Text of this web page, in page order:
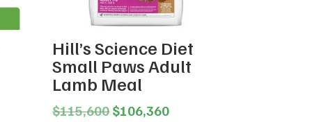
Hill’s Science Diet
Small Paws Adult
Lamb Meal
$115,600 Original
$106,360Current